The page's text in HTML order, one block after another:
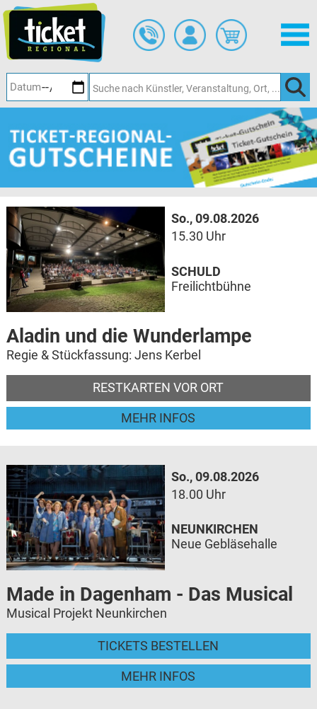
Hauptinhalt
springen
So., 09.08.2026
15.30 Uhr
Aladin und die Wunderlampe
Regie & Stückfassung: Jens Kerbel
RESTKARTEN VOR ORT
MEHR INFOS
SCHULD
Freilichtbühne
So., 09.08.2026
18.00 Uhr
Made in Dagenham - Das Musical
Musical Projekt Neunkirchen
TICKETS BESTELLEN
MEHR INFOS
NEUNKIRCHEN
Neue Gebläsehalle